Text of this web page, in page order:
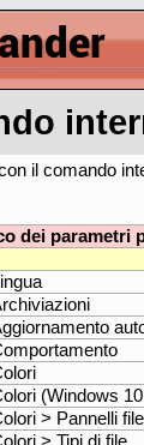
il comando
dei parametri
(Windows
> Pannelli file